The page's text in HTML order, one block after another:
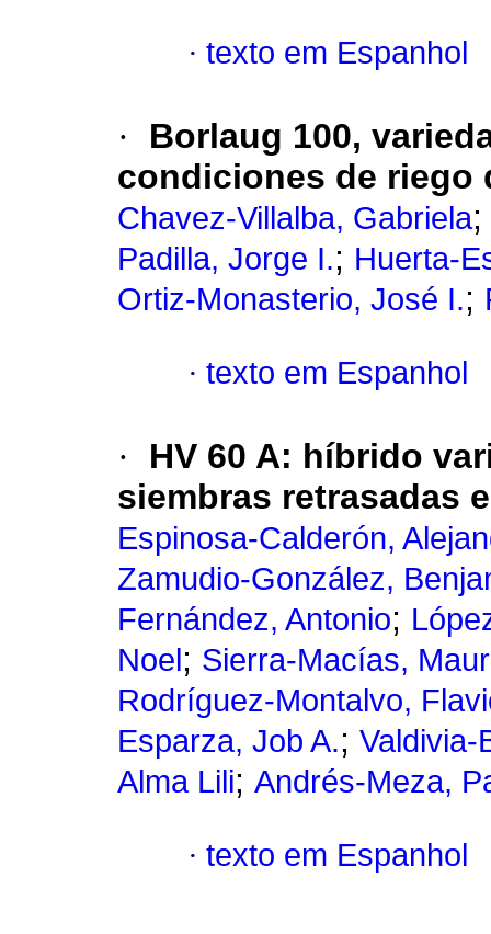
· texto em Espanhol
·
Borlaug 100,
condiciones de riego
Chavez-Villalba, Gabriela;
Padilla, Jorge I.; Huerta-
Ortiz-Monasterio, José I.;
· texto em Espanhol
·
HV 60 A: híbrido
siembras retrasadas
Espinosa-Calderón,
Zamudio-González,
Fernández, Antonio;
Noel ; Sierra-Macías,
Rodríguez-Montalvo,
Esparza, Job A.; Valdivia-
Alma Lili; Andrés-Meza,
· texto em Espanhol